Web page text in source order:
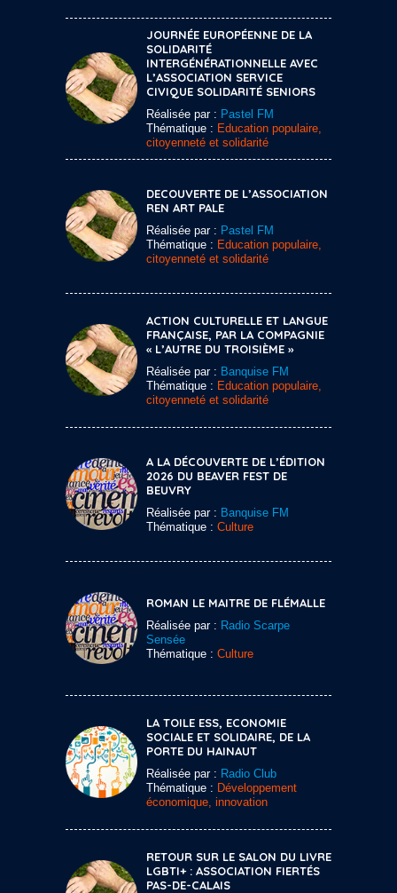
JOURNÉE EUROPÉENNE DE LA
SOLIDARITÉ
INTERGÉNÉRATIONNELLE AVEC
L’ASSOCIATION SERVICE
CIVIQUE SOLIDARITÉ SENIORS
Réalisée par : Pastel FM
Thématique : Education populaire,
citoyenneté et solidarité
DECOUVERTE DE L’ASSOCIATION
REN ART PALE
Réalisée par : Pastel FM
Thématique : Education populaire,
citoyenneté et solidarité
ACTION CULTURELLE ET LANGUE
FRANÇAISE, PAR LA COMPAGNIE
« L’AUTRE DU TROISIÈME »
Réalisée par : Banquise FM
Thématique : Education populaire,
citoyenneté et solidarité
A LA DÉCOUVERTE DE L’ÉDITION
2026 DU BEAVER FEST DE
BEUVRY
Réalisée par : Banquise FM
Thématique : Culture
ROMAN LE MAITRE DE FLÉMALLE
Réalisée par : Radio Scarpe
Sensée
Thématique : Culture
LA TOILE ESS, ECONOMIE
SOCIALE ET SOLIDAIRE, DE LA
PORTE DU HAINAUT
Réalisée par : Radio Club
Thématique : Développement
économique, innovation
RETOUR SUR LE SALON DU LIVRE
LGBTI+ : ASSOCIATION FIERTÉS
PAS-DE-CALAIS